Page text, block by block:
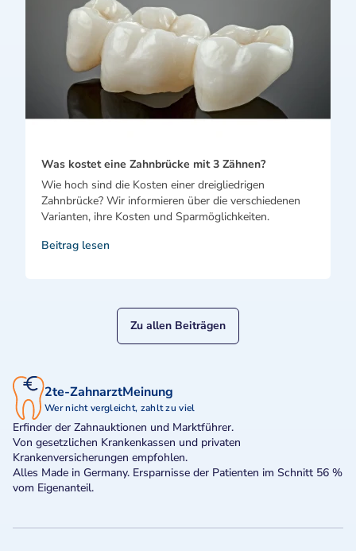
Was kostet eine Zahnbrücke mit 3 Zähnen?
Wie hoch sind die Kosten einer dreigliedrigen
Zahnbrücke? Wir informieren über die verschiedenen
Varianten, ihre Kosten und Sparmöglichkeiten.
Beitrag lesen
Zu allen Beiträgen
2te-ZahnarztMeinung
Wer nicht vergleicht, zahlt zu viel
Erfinder der Zahnauktionen und Marktführer.
Von gesetzlichen Krankenkassen und privaten
Krankenversicherungen empfohlen.
Alles Made in Germany. Ersparnisse der Patienten im Schnitt 56 %
vom Eigenanteil.